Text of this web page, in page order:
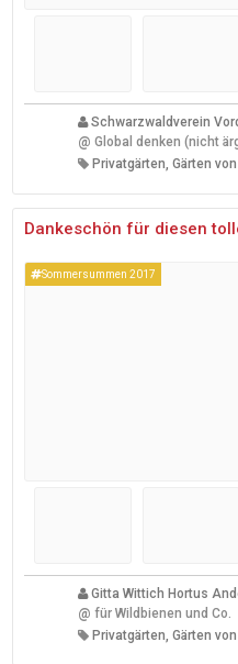
Schwarzwaldverein
@ Global denken (nicht
Privatgärten, Gärten
Dankeschön für diesen
Sommersummen 2017
Gitta Wittich Hortus
@ für Wildbienen und Co.
Privatgärten, Gärten